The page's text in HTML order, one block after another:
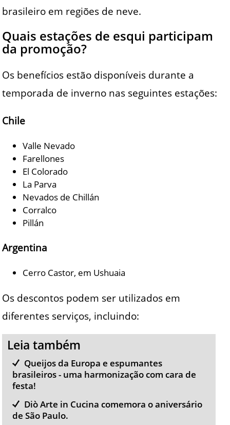
brasileiro em regiões de neve.
Quais estações de esqui participam
da promoção?
Os benefícios estão disponíveis durante a
temporada de inverno nas seguintes estações:
Chile
Valle Nevado
Farellones
El Colorado
La Parva
Nevados de Chillán
Corralco
Pillán
Argentina
Cerro Castor, em Ushuaia
Os descontos podem ser utilizados em
diferentes serviços, incluindo:
Leia também
Queijos da Europa e espumantes
brasileiros - uma harmonização com cara de
festa!
Diò Arte in Cucina comemora o aniversário
de São Paulo.